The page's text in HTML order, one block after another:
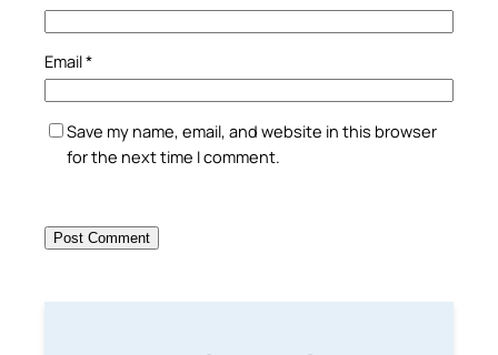
Email*
Save my name, email, and website in this browser
for the next time I comment.